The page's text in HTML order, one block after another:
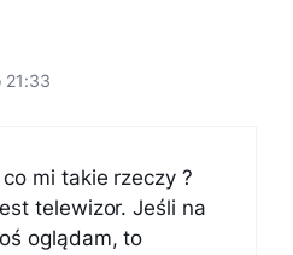
21:33
mi takie rzeczy ?
telewizor. Jeśli na
oglądam, to